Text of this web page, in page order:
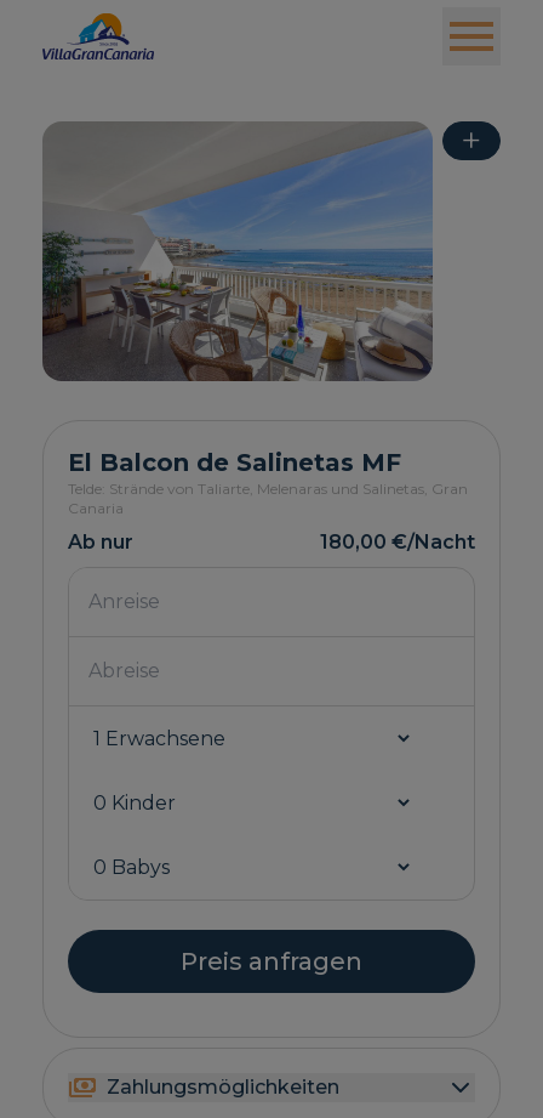
+
El Balcon de Salinetas MF
Telde: Strände von Taliarte, Melenaras und Salinetas, Gran
Canaria
Ab nur 180,00 €/Nacht
Preis anfragen
Zahlungsmöglichkeiten